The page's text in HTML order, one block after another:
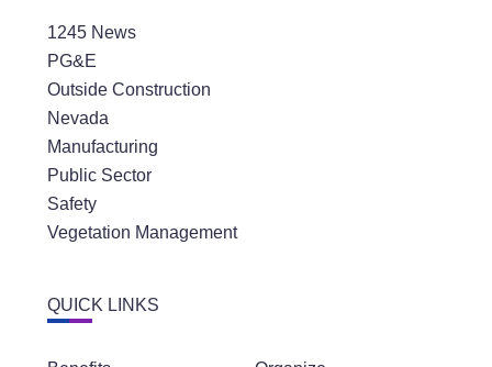
1245 News
PG&E
Outside Construction
Nevada
Manufacturing
Public Sector
Safety
Vegetation Management
QUICK LINKS